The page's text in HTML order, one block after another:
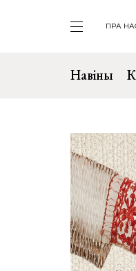
ПРА
Навіны